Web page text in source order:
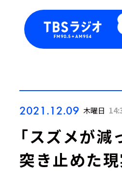
2021.12.09 木曜日
「スズメが
突き止めた